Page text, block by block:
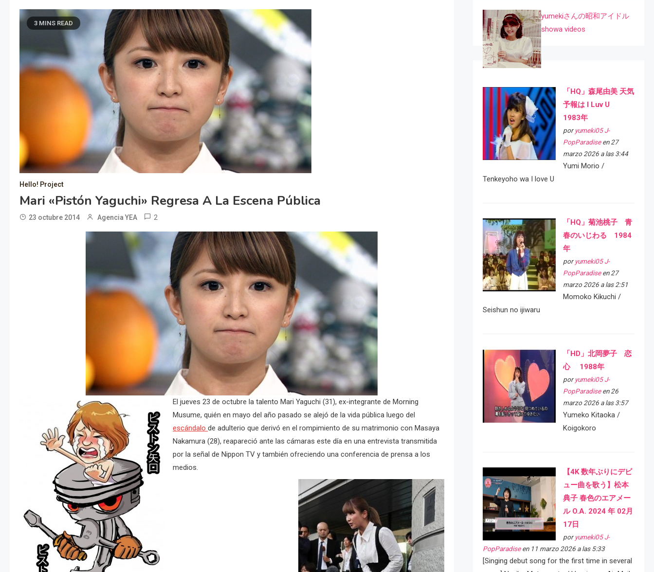
3 MINS READ
Hello! Project
Mari «Pistón Yaguchi» Regresa A La Escena Pública
23 octubre 2014 Agencia YEA 2
El jueves 23 de octubre la talento Mari Yaguchi (31), ex-integrante de Morning
Musume, quién en mayo del año pasado se alejó de la vida pública luego del
escándalo de adulterio que derivó en el rompimiento de su matrimonio con Masaya
Nakamura (28), reapareció ante las cámaras este día en una entrevista transmitida
por la señal de Nippon TV y también ofreciendo una conferencia de prensa a los
medios.
yumekiさんの昭和アイドル
showa videos
「HQ」森尾由美 天気
予報は I Luv U
1983年
por yumeki05 J-
PopParadiseen 27
marzo 2026 a las 3:44
Yumi Morio /
Tenkeyoho wa I love U
「HQ」菊池桃子 青
春のいじわる 1984
年
por yumeki05 J-
PopParadiseen 27
marzo 2026 a las 2:51
Momoko Kikuchi /
Seishun no ijiwaru
「HD」北岡夢子 恋
心 1988年
por yumeki05 J-
PopParadiseen 26
marzo 2026 a las 3:57
Yumeko Kitaoka /
Koigokoro
【4K 数年ぶりにデビ
ュー曲を歌う】松本
典子 春色のエアメー
ル O.A. 2024 年 02月
17日
por yumeki05 J-
PopParadiseen 11 marzo 2026 a las 5:33
[Singing debut song for the first time in several